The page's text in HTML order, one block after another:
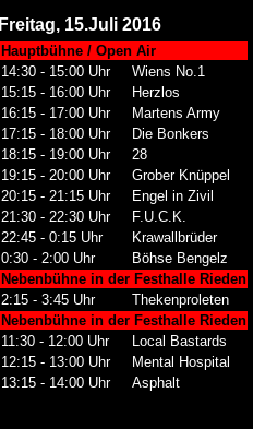
Freitag, 15.Juli 2016
Hauptbühne / Open Air
14:30 - 15:00 Uhr
Wiens No.1
15:15 - 16:00 Uhr
Herzlos
16:15 - 17:00 Uhr
Martens Army
17:15 - 18:00 Uhr
Die Bonkers
18:15 - 19:00 Uhr
28
19:15 - 20:00 Uhr
Grober Knüppel
20:15 - 21:15 Uhr
Engel in Zivil
21:30 - 22:30 Uhr
F.U.C.K.
22:45 - 0:15 Uhr
Krawallbrüder
0:30 - 2:00 Uhr
Böhse Bengelz
Nebenbühne in der Festhalle Rieden
2:15 - 3:45 Uhr
Thekenproleten
Nebenbühne in der Festhalle Rieden
11:30 - 12:00 Uhr
Local Bastards
12:15 - 13:00 Uhr
Mental Hospital
13:15 - 14:00 Uhr
Asphalt